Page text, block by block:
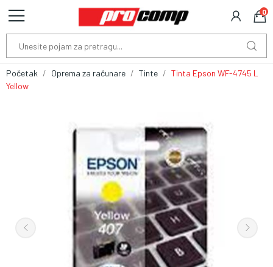
0
Početak Oprema za računare Tinte
Tinta Epson WF-4745 L
Yellow